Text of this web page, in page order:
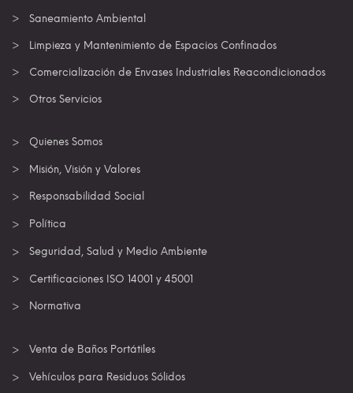
Saneamiento Ambiental
Limpieza y Mantenimiento de Espacios Confinados
Comercialización de Envases Industriales Reacondicionados
Otros Servicios
Quienes Somos
Misión, Visión y Valores
Responsabilidad Social
Política
Seguridad, Salud y Medio Ambiente
Certificaciones ISO 14001 y 45001
Normativa
Venta de Baños Portátiles
Vehículos para Residuos Sólidos